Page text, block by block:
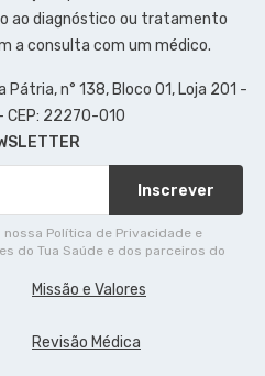
ao diagnóstico ou tratamento
a consulta com um médico.
Pátria, n° 138, Bloco 01, Loja 201 -
CEP: 22270-010
Inscrever
Política de Privacidade e
do Tua Saúde e dos parceiros do
Missão e Valores
Revisão Médica